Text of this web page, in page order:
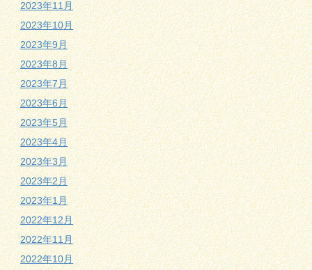
2023年11月
2023年10月
2023年9月
2023年8月
2023年7月
2023年6月
2023年5月
2023年4月
2023年3月
2023年2月
2023年1月
2022年12月
2022年11月
2022年10月